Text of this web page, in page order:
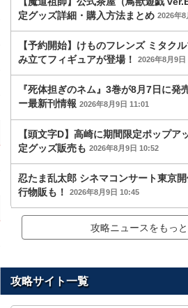
定グッズ詳細・購入方法まとめ 2026年8
【予約開始】けものフレンズ ミタク
み立てフィギュアが登場！
2026年8月9日
『死体担ぎのネム』3巻が8月7日に発
ー最新刊情報 2026年8月9日 11:01
【頭文字D】高崎に期間限定ポップア
定グッズ販売も 2026年8月9日 10:52
忍たま乱太郎 シネマコンサート東京
行物販も！
2026年8月9日 10:45
攻略ニュースをもっ
攻略サイト一覧